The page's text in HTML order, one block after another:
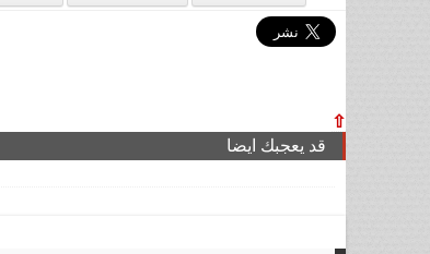
⇧
قد يعجبك ايضا